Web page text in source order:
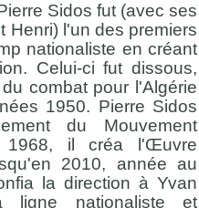
Sidos fut (avec ses
Henri) l'un des premiers
nationaliste en créant
Celui-ci fut dissous,
combat pour l'Algérie
1950. Pierre Sidos
du Mouvement
1968, il créa l'Œuvre
2010, année au
la direction à Yvan
ligne nationaliste et